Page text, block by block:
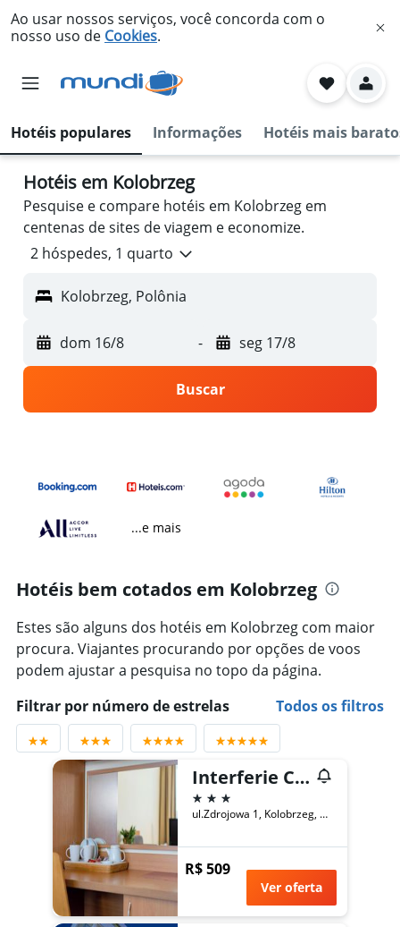
Ao usar nossos serviços, você concorda com o
nosso uso de Cookies.
Hotéis populares Informações Hotéis mais
Hotéis em Kolobrzeg
Pesquise e compare hotéis em Kolobrzeg em
centenas de sites de viagem e economize.
2 hóspedes, 1 quarto
Kolobrzeg, Polônia
dom 16/8 - seg 17/8
Buscar
...e mais
Hotéis bem cotados em Kolobrzeg
Estes são alguns dos hotéis em Kolobrzeg com maior
procura. Viajantes procurando por opções de voos
podem ajustar a pesquisa no topo da página.
Filtrar por número de estrelas
Todos os filtros
Interferie Chalkozyn
3 estrelas
ul.Zdrojowa 1, Kolobrzeg, Província da Pomerânia Ocidental, Polônia
R$ 509
Ver oferta